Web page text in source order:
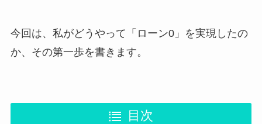
今回は、私がどうやって「ローン0」を実現したの
か、その第一歩を書きます。
目次